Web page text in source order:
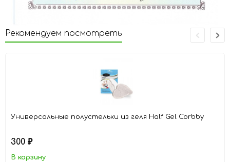
Рекомендуем посмотреть
Универсальные полустельки из геля Half Gel Corbby
300 ₽
В корзину